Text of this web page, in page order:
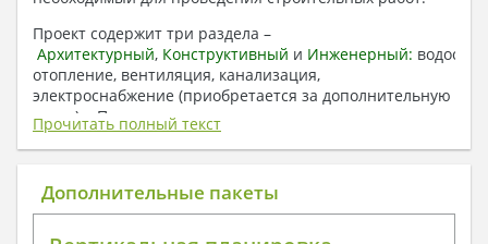
Проект содержит три раздела –
Архитектурный, Конструктивный и Инженерный:
отопление, вентиляция, канализация,
электроснабжение (приобретается за дополнительную
плату) + Пояснительная записка.
1. Архитектурный раздел:
Общие данные по проекту
Прочитать полный текст
Дополнительные пакеты